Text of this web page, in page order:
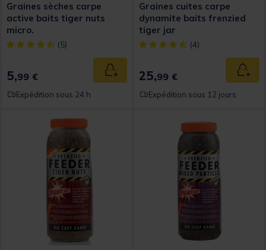
Graines sèches carpe
active baits tiger nuts
micro.
[object Object] out of 5 Customer Rating
(5)
5,99 € Ajouter au panier
Expédition sous 24 h
Graines cuites carpe
dynamite baits frenzied
tiger jar
[object Object] out of 5
(4)
25,99 €
Expédition sous 12 jours